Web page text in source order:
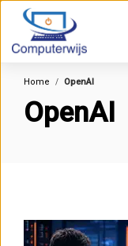
Home OpenAI
OpenAI